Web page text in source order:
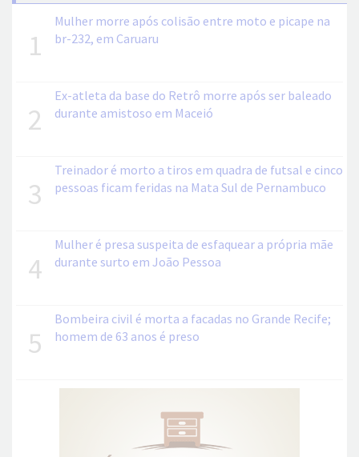
1
Mulher morre após colisão entre moto e picape na
br-232, em Caruaru
2
Ex-atleta da base do Retrô morre após ser baleado
durante amistoso em Maceió
3
Treinador é morto a tiros em quadra de futsal e cinco
pessoas ficam feridas na Mata Sul de Pernambuco
4
Mulher é presa suspeita de esfaquear a própria mãe
durante surto em João Pessoa
5
Bombeira civil é morta a facadas no Grande Recife;
homem de 63 anos é preso